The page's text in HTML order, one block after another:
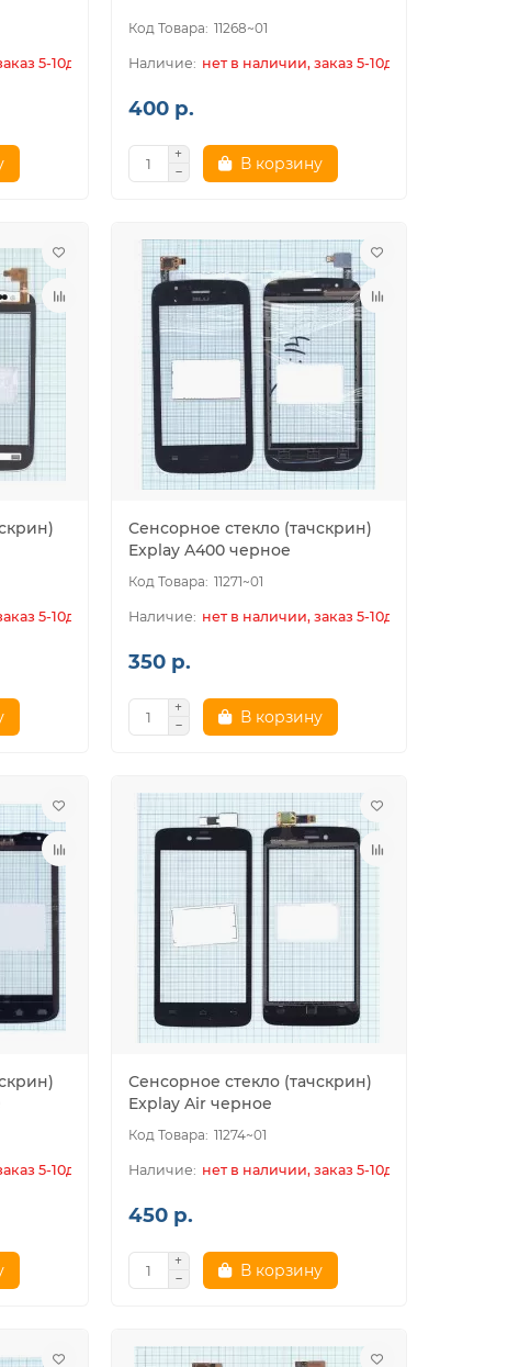
5-10дн.
11268~01
нет в наличии, заказ 5-10дн.
400 р.
В корзину
5-10дн.
Сенсорное стекло (тачскрин)
Explay A400 черное
11271~01
нет в наличии, заказ 5-10дн.
350 р.
В корзину
5-10дн.
Сенсорное стекло (тачскрин)
Explay Air черное
11274~01
нет в наличии, заказ 5-10дн.
450 р.
В корзину